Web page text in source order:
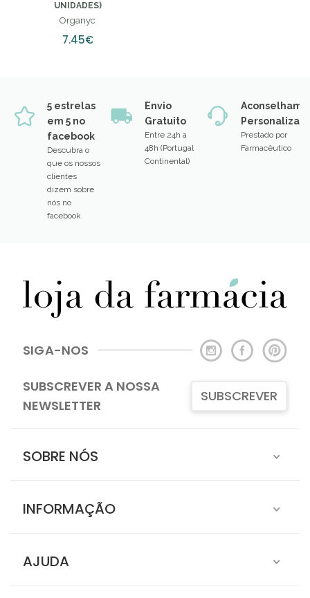
UNIDADES)
Organyc
7.45€
5 estrelas
em 5 no
facebook
Descubra o
que os nossos
clientes
dizem sobre
nós no
facebook
Envio
Gratuito
Entre 24h a
48h (Portugal
Continental)
Prestado por
Farmacêutico
SIGA-NOS
SUBSCREVER A NOSSA
NEWSLETTER
SUBSCREVER
SOBRE NÓS
INFORMAÇÃO
AJUDA